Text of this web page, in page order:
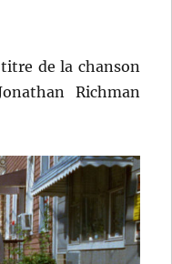
de la chanson
Richman